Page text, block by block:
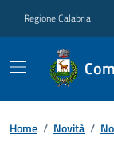
Regione Calabria
Home / Novità /